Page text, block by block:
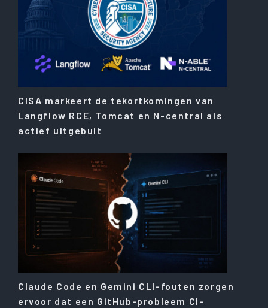
CISA markeert de tekortkomingen van
Langflow RCE, Tomcat en N-central als
actief uitgebuit
Claude Code en Gemini CLI-fouten zorgen
ervoor dat een GitHub-probleem CI-